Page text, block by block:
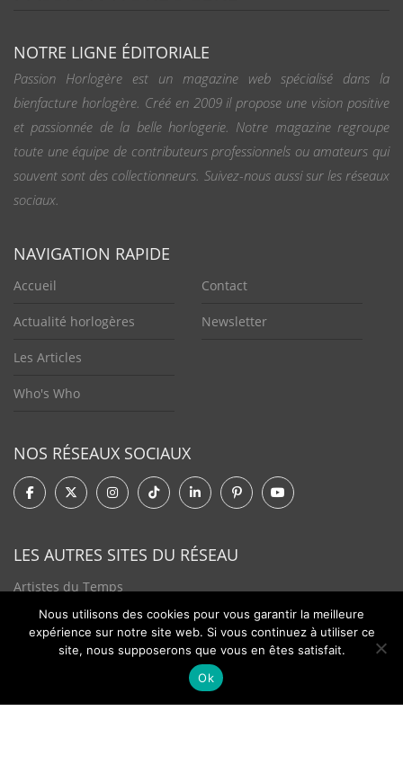
NOTRE LIGNE ÉDITORIALE
Passion Horlogère est un magazine web spécialisé dans la
bienfacture horlogère. Créé en 2009 il propose une vision positive
et passionnée de la belle horlogerie. Notre magazine regroupe
toute une équipe de contributeurs professionnels ou amateurs qui
souvent sont des collectionneurs. Suivez-nous aussi sur les réseaux
sociaux.
NAVIGATION RAPIDE
Accueil
Actualité horlogères
Les Articles
Who's Who
Contact
Newsletter
NOS RÉSEAUX SOCIAUX
LES AUTRES SITES DU RÉSEAU
Artistes du Temps
Tendances Plurielles
Nous utilisons des cookies pour vous garantir la meilleure
expérience sur notre site web. Si vous continuez à utiliser ce
site, nous supposerons que vous en êtes satisfait.
Ok